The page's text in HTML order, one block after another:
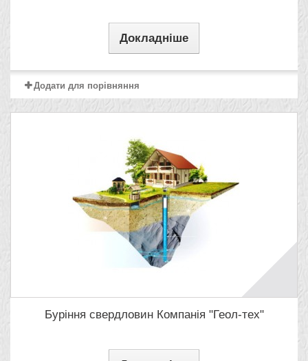
Докладніше
Додати для порівняння
Буріння свердловин Компанія "Геол-тех"